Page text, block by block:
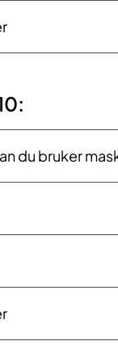
du bruker